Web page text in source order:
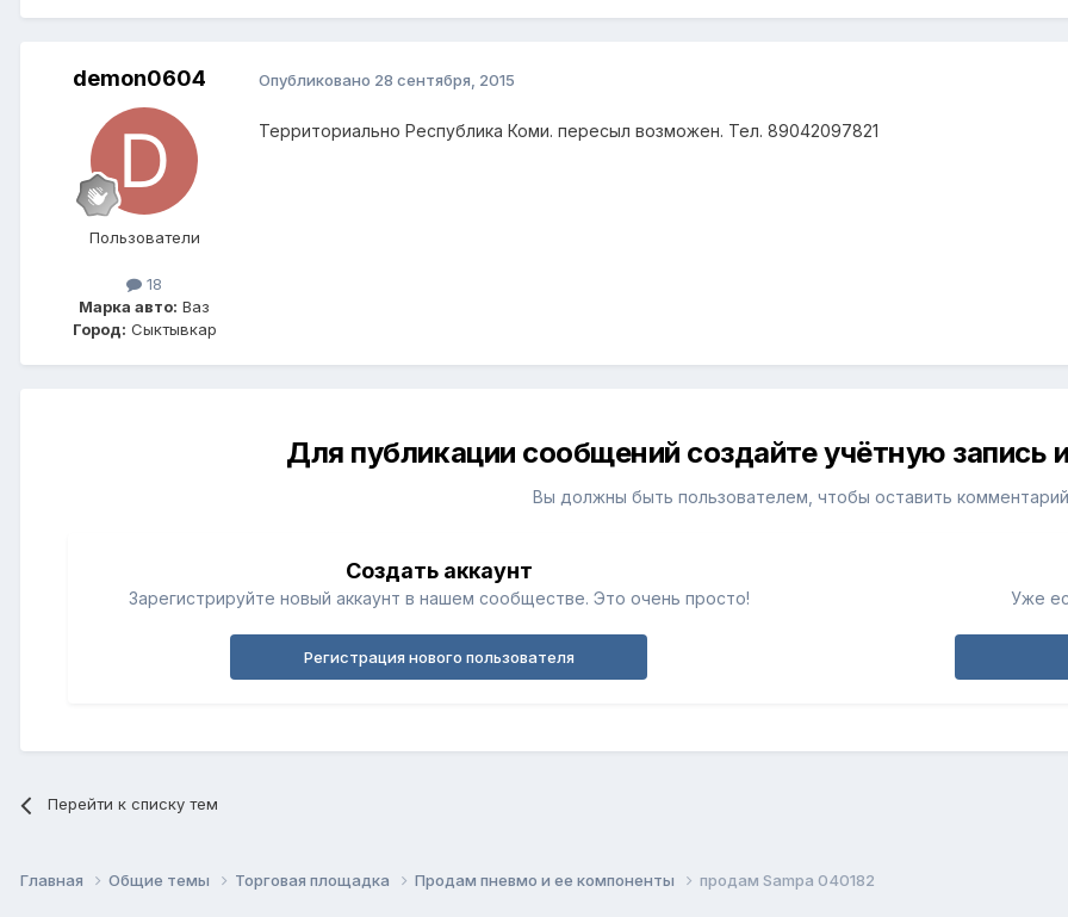
demon0604
Пользователи
18
Марка авто: Ваз
Город: Сыктывкар
Опубликовано 28 сентября, 2015
Территориально Республика Коми. пересыл возможен. Тел. 89042097821
Для публикации сообщений создайте учётную запись
Вы должны быть пользователем, чтобы оставить комментарий
Создать аккаунт
Зарегистрируйте новый аккаунт в нашем сообществе. Это очень просто!
Регистрация нового пользователя
Уже
Перейти к списку тем
Главная Общие темы Торговая площадка Продам пневмо и ее компоненты продам Sampa 040182